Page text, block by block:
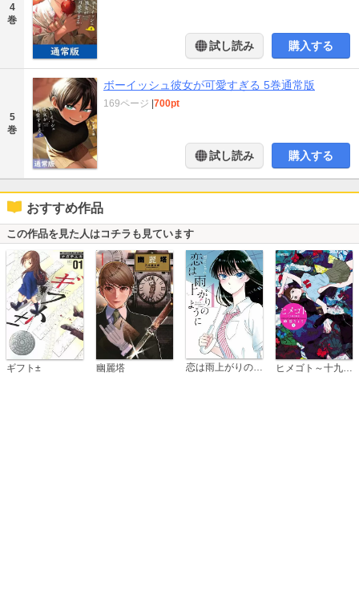
4
巻
試し読み 購入する
5
巻
ボーイッシュ彼女が可愛すぎる 5巻通常版
169ページ |700pt
試し読み 購入する
おすすめ作品
この作品を見た人はコチラも見ています
ギフト± 幽麗塔 恋は雨上がりのように